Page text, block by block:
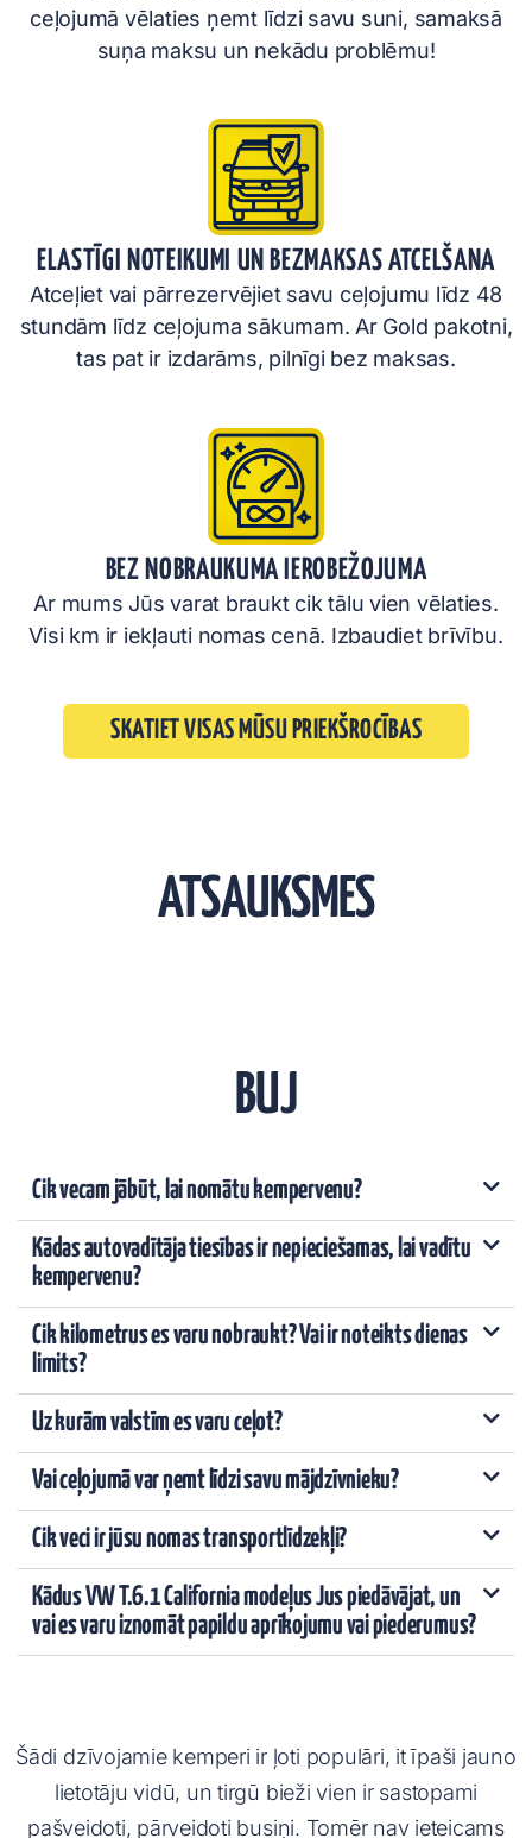
ceļojumā vēlaties ņemt līdzi savu suni, samaksā
suņa maksu un nekādu problēmu!
ELASTĪGI NOTEIKUMI UN BEZMAKSAS ATCELŠANA
Atceļiet vai pārrezervējiet savu ceļojumu līdz 48
stundām līdz ceļojuma sākumam. Ar Gold pakotni,
tas pat ir izdarāms, pilnīgi bez maksas.
BEZ NOBRAUKUMA IEROBEŽOJUMA
Ar mums Jūs varat braukt cik tālu vien vēlaties.
Visi km ir iekļauti nomas cenā. Izbaudiet brīvību.
SKATIET VISAS MŪSU PRIEKŠROCĪBAS
ATSAUKSMES
BUJ
Cik vecam jābūt, lai nomātu kempervenu?
Kādas autovadītāja tiesības ir nepieciešamas, lai vadītu
kempervenu?
Cik kilometrus es varu nobraukt? Vai ir noteikts dienas
limits?
Uz kurām valstīm es varu ceļot?
Vai ceļojumā var ņemt līdzi savu mājdzīvnieku?
Cik veci ir jūsu nomas transportlīdzekļi?
Kādus VW T.6.1 California modeļus Jus piedāvājat, un
vai es varu iznomāt papildu aprīkojumu vai piederumus?
Šādi dzīvojamie kemperi ir ļoti populāri, it īpaši jauno
lietotāju vidū, un tirgū bieži vien ir sastopami
pašveidoti, pārveidoti busiņi. Tomēr nav ieteicams